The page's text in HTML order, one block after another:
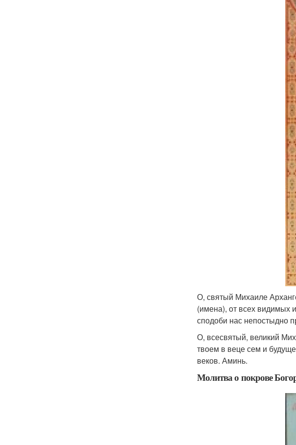
О, святый Михаиле
(имена), от всех видимых
сподоби нас непостыдно
О, всесвятый, великий
твоем в веце сем и
веков. Аминь.
Молитва о покрове